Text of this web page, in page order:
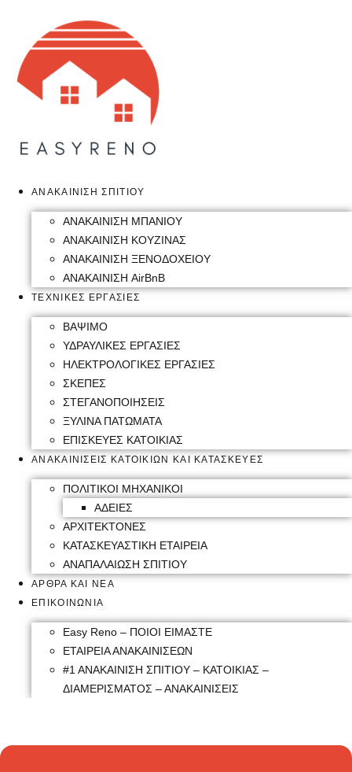
content
ΑΝΑΚΑΙΝΙΣΗ ΣΠΙΤΙΟΥ
ΑΝΑΚΑΙΝΙΣΗ ΜΠΑΝΙΟΥ
ΑΝΑΚΑΙΝΙΣΗ ΚΟΥΖΙΝΑΣ
ΑΝΑΚΑΙΝΙΣΗ ΞΕΝΟΔΟΧΕΙΟΥ
ΑΝΑΚΑΙΝΙΣΗ AirBnB
ΤΕΧΝΙΚΕΣ ΕΡΓΑΣΙΕΣ
ΒΑΨΙΜΟ
ΥΔΡΑΥΛΙΚΕΣ ΕΡΓΑΣΙΕΣ
ΗΛΕΚΤΡΟΛΟΓΙΚΕΣ ΕΡΓΑΣΙΕΣ
ΣΚΕΠΕΣ
ΣΤΕΓΑΝΟΠΟΙΗΣΕΙΣ
ΞΥΛΙΝΑ ΠΑΤΩΜΑΤΑ
ΕΠΙΣΚΕΥΕΣ ΚΑΤΟΙΚΙΑΣ
ΑΝΑΚΑΙΝΙΣΕΙΣ ΚΑΤΟΙΚΙΩΝ ΚΑΙ ΚΑΤΑΣΚΕΥΕΣ
ΠΟΛΙΤΙΚΟΙ ΜΗΧΑΝΙΚΟΙ
ΑΔΕΙΕΣ
ΑΡΧΙΤΕΚΤΟΝΕΣ
ΚΑΤΑΣΚΕΥΑΣΤΙΚΗ ΕΤΑΙΡΕΙΑ
ΑΝΑΠΑΛΑΙΩΣΗ ΣΠΙΤΙΟΥ
ΑΡΘΡΑ ΚΑΙ ΝΕΑ
ΕΠΙΚΟΙΝΩΝΙΑ
Easy Reno – ΠΟΙΟΙ ΕΙΜΑΣΤΕ
ΕΤΑΙΡΕΙΑ ΑΝΑΚΑΙΝΙΣΕΩΝ
#1 ΑΝΑΚΑΙΝΙΣΗ ΣΠΙΤΙΟΥ – ΚΑΤΟΙΚΙΑΣ –
ΔΙΑΜΕΡΙΣΜΑΤΟΣ – ΑΝΑΚΑΙΝΙΣΕΙΣ